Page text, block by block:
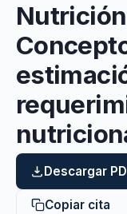
Descargar
Copiar cita